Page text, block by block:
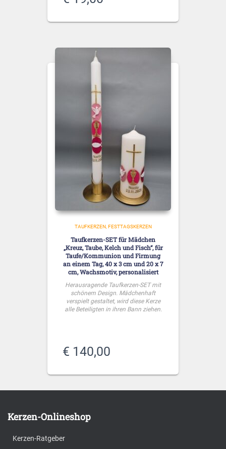
TAUFKERZEN FESTTAGSKERZEN
Taufkerzen-SET für Mädchen
„Kreuz, Taube, Kelch und Fisch“, für
Taufe/Kommunion und Firmung
an einem Tag, 40 x 3 cm und 20 x 7
cm, Wachsmotiv, personalisiert
Herausragende Taufkerzen-SET mit
schönem Design. Mädchenhaft
verspielt gestaltet, wird diese Kerze
alle Beteiligten in ihren Bann ziehen.
€ 140,00
Kerzen-Onlineshop
Kerzen-Ratgeber